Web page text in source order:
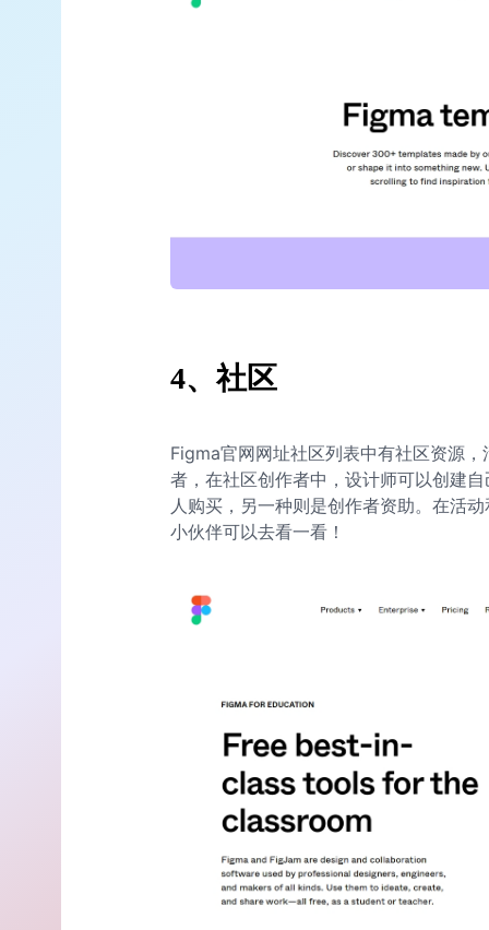
4、社区
Figma官网网址社区列表中有社区资源
者，在社区创作者中，设计师可以创建
人购买，另一种则是创作者资助。在活
小伙伴可以去看一看！